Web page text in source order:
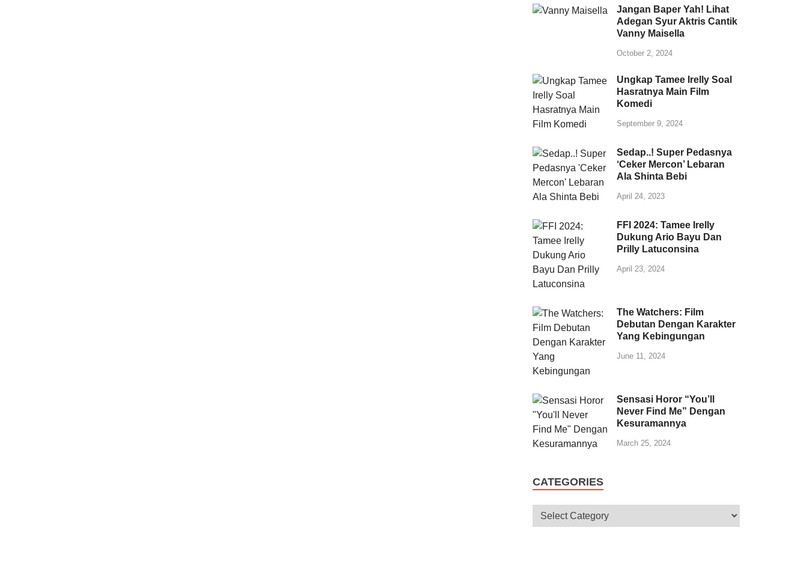
Jangan Baper Yah! Lihat
Adegan Syur Aktris Cantik
Vanny Maisella
October 2, 2024
Ungkap Tamee Irelly Soal
Hasratnya Main Film
Komedi
September 9, 2024
Sedap..! Super Pedasnya
‘Ceker Mercon’ Lebaran
Ala Shinta Bebi
April 24, 2023
FFI 2024: Tamee Irelly
Dukung Ario Bayu Dan
Prilly Latuconsina
April 23, 2024
The Watchers: Film
Debutan Dengan Karakter
Yang Kebingungan
June 11, 2024
Sensasi Horor “You’ll
Never Find Me” Dengan
Kesuramannya
March 25, 2024
CATEGORIES